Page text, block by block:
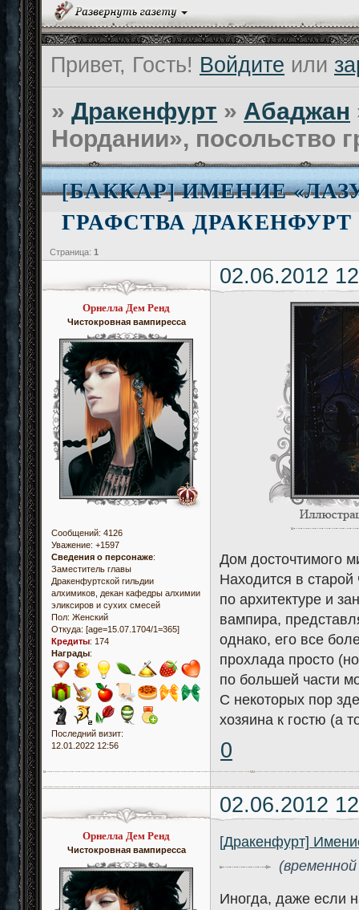
Привет, Гость! Войдите или
»Дракенфурт » Абаджан
Нордании», посольство
[БАККАР] ИМЕНИЕ
ГРАФСТВА ДРАКЕНФУРТ
Страница: 1
02.06.2012
Орнелла Дем Ренд
Чистокровная вампиресса
Сообщений: 4126
Уважение: +1597
Сведения о персонаже:
Заместитель главы
Дракенфуртской гильдии
алхимиков, декан кафедры алхимии
эликсиров и сухих смесей
Пол: Женский
Откуда: [age=15.07.1704/1=365]
Кредиты: 174
Награды:
Последний визит:
12.01.2022 12:56
Дом досточтимого
Находится в
по архитектуре и
вампира,
однако, его все
прохлада просто
по большей части
С некоторых пор
хозяина к гостю (а
0
02.06.2012
Орнелла Дем Ренд
Чистокровная вампиресса
[Дракенфурт]
(временной
Иногда, даже если